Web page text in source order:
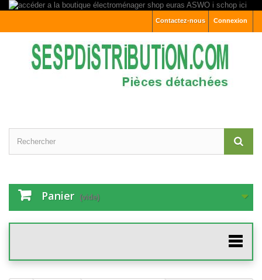
Connexion
Contactez-nous
Panier (vide)